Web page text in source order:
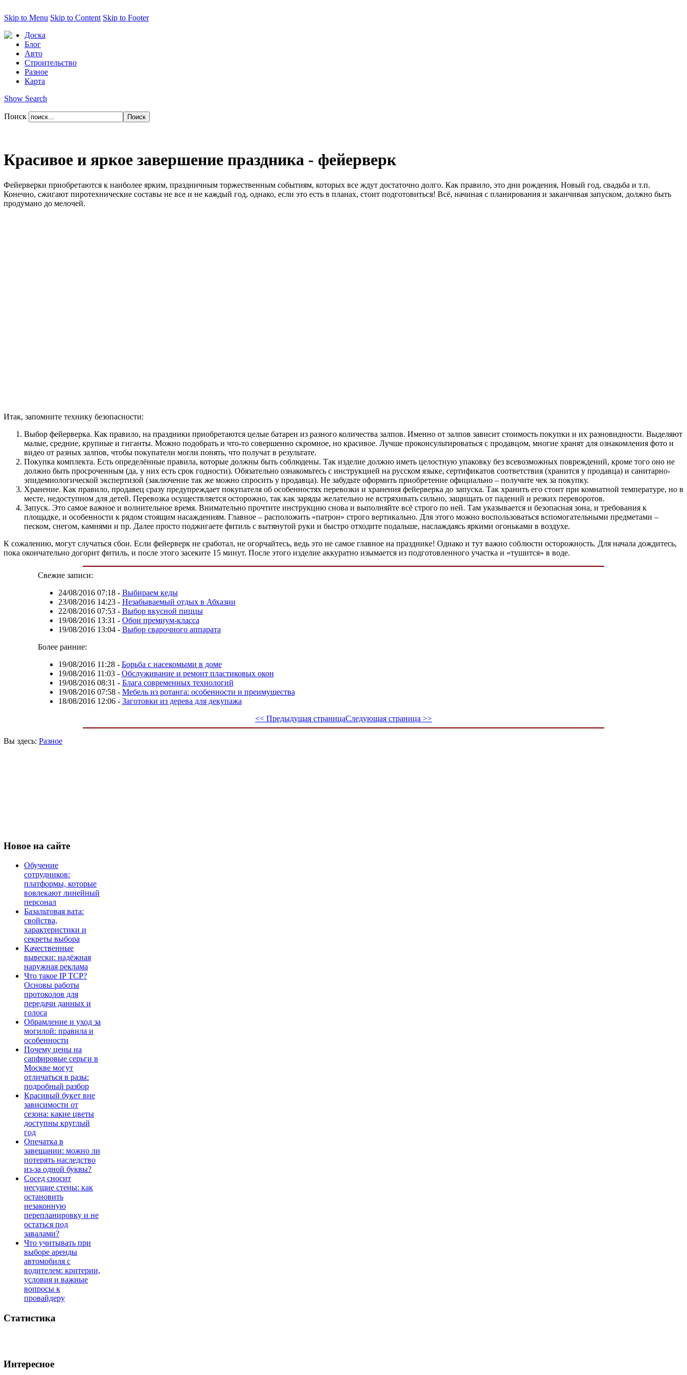
Skip to Menu Skip to Content Skip to Footer
Доска
Блог
Авто
Строительство
Разное
Карта
Show Search
Поиск
Красивое и яркое завершение праздника - фейерверк
Фейерверки приобретаются к наиболее ярким, праздничным торжественным событиям, которых все ждут достаточно долго. Как правило, это дни рождения, Новый год, свадьба и т.п.
Конечно, сжигают пиротехнические составы не все и не каждый год, однако, если это есть в планах, стоит подготовиться! Всё, начиная с планирования и заканчивая запуском, должно быть
продумано до мелочей.
Итак, запомните технику безопасности:
Выбор фейерверка. Как правило, на праздники приобретаются целые батареи из разного количества залпов. Именно от залпов зависит стоимость покупки и их разновидности. Выделяют
малые, средние, крупные и гиганты. Можно подобрать и что-то совершенно скромное, но красивое. Лучше проконсультироваться с продавцом, многие хранят для ознакомления фото и
видео от разных залпов, чтобы покупатели могли понять, что получат в результате.
Покупка комплекта. Есть определённые правила, которые должны быть соблюдены. Так изделие должно иметь целостную упаковку без всевозможных повреждений, кроме того оно не
должно быть просроченным (да, у них есть срок годности). Обязательно ознакомьтесь с инструкцией на русском языке, сертификатов соответствия (хранится у продавца) и санитарно-
эпидемиологической экспертизой (заключение так же можно спросить у продавца). Не забудьте оформить приобретение официально – получите чек за покупку.
Хранение. Как правило, продавец сразу предупреждает покупателя об особенностях перевозки и хранения фейерверка до запуска. Так хранить его стоит при комнатной температуре, но в
месте, недоступном для детей. Перевозка осуществляется осторожно, так как заряды желательно не встряхивать сильно, защищать от падений и резких переворотов.
Запуск. Это самое важное и волнительное время. Внимательно прочтите инструкцию снова и выполняйте всё строго по ней. Там указывается и безопасная зона, и требования к
площадке, и особенности к рядом стоящим насаждениям. Главное – расположить «патрон» строго вертикально. Для этого можно воспользоваться вспомогательными предметами –
песком, снегом, камнями и пр. Далее просто поджигаете фитиль с вытянутой руки и быстро отходите подальше, наслаждаясь яркими огоньками в воздухе.
К сожалению, могут случаться сбои. Если фейерверк не сработал, не огорчайтесь, ведь это не самое главное на празднике! Однако и тут важно соблюсти осторожность. Для начала дождитесь,
пока окончательно догорит фитиль, и после этого засеките 15 минут. После этого изделие аккуратно изымается из подготовленного участка и «тушится» в воде.
Свежие записи:
24/08/2016 07:18- Выбираем кеды
23/08/2016 14:23- Незабываемый отдых в Абхазии
22/08/2016 07:53- Выбор вкусной пиццы
19/08/2016 13:31 - Обои премиум-класса
19/08/2016 13:04- Выбор сварочного аппарата
Более ранние:
19/08/2016 11:28- Борьба с насекомыми в доме
19/08/2016 11:03- Обслуживание и ремонт пластиковых окон
19/08/2016 08:31 - Блага современных технологий
19/08/2016 07:58- Мебель из ротанга: особенности и преимущества
18/08/2016 12:06- Заготовки из дерева для декупажа
<< Предыдущая страницаСледующая страница >>
Вы здесь: Разное
Новое на сайте
Обучение
сотрудников:
платформы, которые
вовлекают линейный
персонал
Базальтовая вата:
свойства,
характеристики и
секреты выбора
Качественные
вывески: надёжная
наружная реклама
Что такое IP TCP?
Основы работы
протоколов для
передачи данных и
голоса
Обрамление и уход за
могилой: правила и
особенности
Почему цены на
сапфировые серьги в
Москве могут
отличаться в разы:
подробный разбор
Красивый букет вне
зависимости от
сезона: какие цветы
доступны круглый
год
Опечатка в
завещании: можно ли
потерять наследство
из-за одной буквы?
Сосед сносит
несущие стены: как
остановить
незаконную
перепланировку и не
остаться под
завалами?
Что учитывать при
выборе аренды
автомобиля с
водителем: критерии,
условия и важные
вопросы к
провайдеру
Статистика
Интересное